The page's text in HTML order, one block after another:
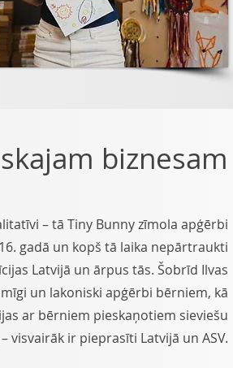
biznesam
– tā Tiny Bunny zīmola apģērbi
gadā un kopš tā laika nepārtraukti
Latvijā un ārpus tās. Šobrīd Ilvas
un lakoniski apģērbi bērniem, kā
ar bērniem pieskaņotiem sieviešu
visvairāk ir pieprasīti Latvijā un ASV.